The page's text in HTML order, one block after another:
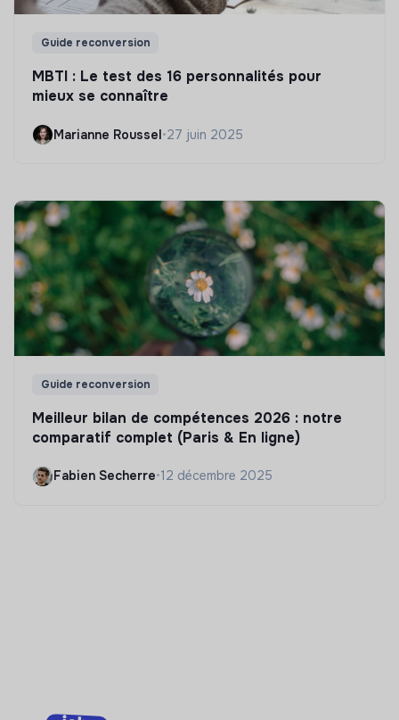
Guide reconversion
MBTI : Le test des 16 personnalités pour
mieux se connaître
Marianne Roussel•27 juin 2025
Guide reconversion
Meilleur bilan de compétences 2026 : notre
comparatif complet (Paris & En ligne)
Fabien Secherre•12 décembre 2025